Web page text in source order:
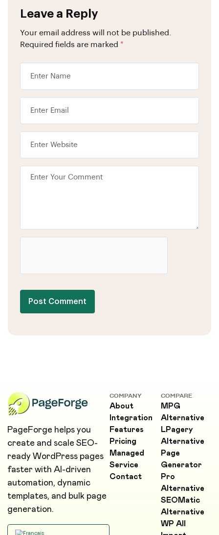
Leave a Reply
Your email address will not be published.
Required fields are marked *
Post Comment
PageForge helps you
create and scale SEO-
ready WordPress pages
faster with AI-driven
automation, dynamic
templates, and bulk page
generation.
COMPANY
About
Integration
Features
Pricing
Managed
Service
Contact
COMPARE
MPG
Alternative
LPagery
Alternative
Page
Generator
Pro
Alternative
SEOMatic
Alternative
WP All